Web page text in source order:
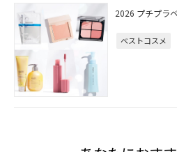
2026 プチプラ
ベストコスメ